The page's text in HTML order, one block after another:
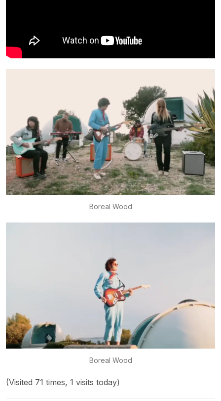
Boreal Wood
Boreal Wood
(Visited 71 times, 1 visits today)